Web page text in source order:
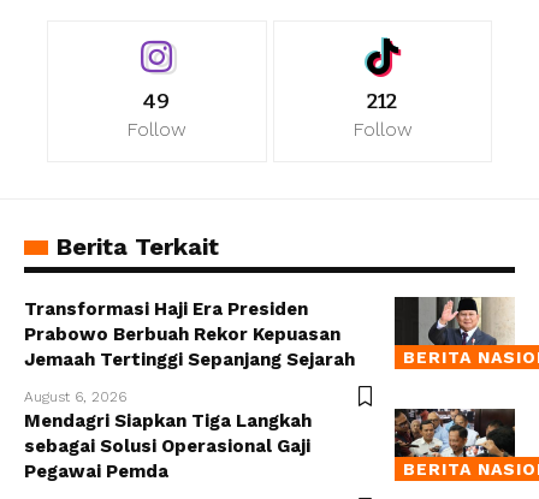
49
Follow
212
Follow
Berita Terkait
BERITA
Transformasi Haji Era Presiden
Prabowo Berbuah Rekor Kepuasan
Jemaah Tertinggi Sepanjang Sejarah
August 6, 2026
BERITA
Mendagri Siapkan Tiga Langkah
sebagai Solusi Operasional Gaji
Pegawai Pemda